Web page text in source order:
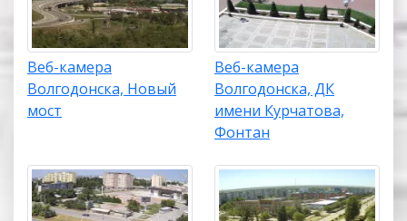
Веб-камера
Волгодонска, Новый
мост
Веб-камера
Волгодонска, ДК
имени Курчатова,
Фонтан